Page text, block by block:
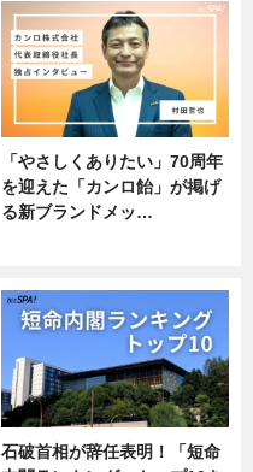
「やさしくありたい」70周年
を迎えた「カンロ飴」が掲げ
る新ブランドメッ…
石破首相が辞任表明！「短命